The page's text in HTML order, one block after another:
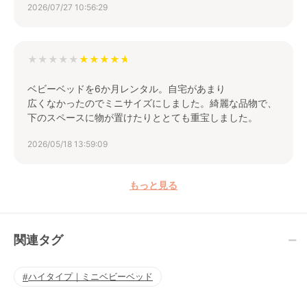
2026/07/27 10:56:29
★★★★★
ベビーベッドを6か月レンタル。自宅があまり
広くなかったのでミニサイズにしました。綺麗な品物で、
下のスペースに物が置けたりととても重宝しました。
2026/05/18 13:59:09
もっと見る
関連タグ
ハイタイプ｜ミニベビーベッド